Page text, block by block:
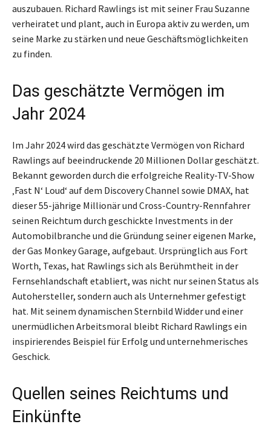
auszubauen. Richard Rawlings ist mit seiner Frau Suzanne
verheiratet und plant, auch in Europa aktiv zu werden, um
seine Marke zu stärken und neue Geschäftsmöglichkeiten
zu finden.
Das geschätzte Vermögen im
Jahr 2024
Im Jahr 2024 wird das geschätzte Vermögen von Richard
Rawlings auf beeindruckende 20 Millionen Dollar geschätzt.
Bekannt geworden durch die erfolgreiche Reality-TV-Show
‚Fast N‘ Loud‘ auf dem Discovery Channel sowie DMAX, hat
dieser 55-jährige Millionär und Cross-Country-Rennfahrer
seinen Reichtum durch geschickte Investments in der
Automobilbranche und die Gründung seiner eigenen Marke,
der Gas Monkey Garage, aufgebaut. Ursprünglich aus Fort
Worth, Texas, hat Rawlings sich als Berühmtheit in der
Fernsehlandschaft etabliert, was nicht nur seinen Status als
Autohersteller, sondern auch als Unternehmer gefestigt
hat. Mit seinem dynamischen Sternbild Widder und einer
unermüdlichen Arbeitsmoral bleibt Richard Rawlings ein
inspirierendes Beispiel für Erfolg und unternehmerisches
Geschick.
Quellen seines Reichtums und
Einkünfte